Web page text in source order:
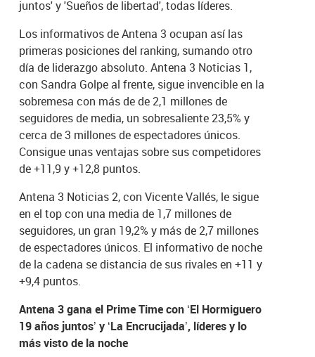
juntos' y 'Sueños de libertad', todas líderes.
Los informativos de Antena 3 ocupan así las
primeras posiciones del ranking, sumando otro
día de liderazgo absoluto. Antena 3 Noticias 1,
con Sandra Golpe al frente, sigue invencible en la
sobremesa con más de de 2,1 millones de
seguidores de media, un sobresaliente 23,5% y
cerca de 3 millones de espectadores únicos.
Consigue unas ventajas sobre sus competidores
de +11,9 y +12,8 puntos.
Antena 3 Noticias 2, con Vicente Vallés, le sigue
en el top con una media de 1,7 millones de
seguidores, un gran 19,2% y más de 2,7 millones
de espectadores únicos. El informativo de noche
de la cadena se distancia de sus rivales en +11 y
+9,4 puntos.
Antena 3 gana el Prime Time con ‘El Hormiguero
19 años juntos’ y ‘La Encrucijada’, líderes y lo
más visto de la noche